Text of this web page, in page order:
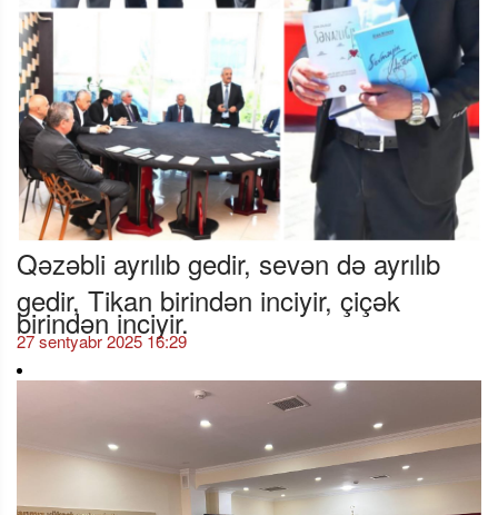
Qəzəbli ayrılıb gedir, sevən də ayrılıb
gedir, Tikan birindən inciyir, çiçək
birindən inciyir.
27 sentyabr 2025 16:29